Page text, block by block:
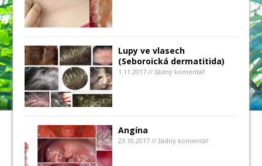
Lupy ve vlasech
(Seboroická dermatitida)
1.11.2017 // žádný komentář
Angína
23.10.2017 // žádný komentář